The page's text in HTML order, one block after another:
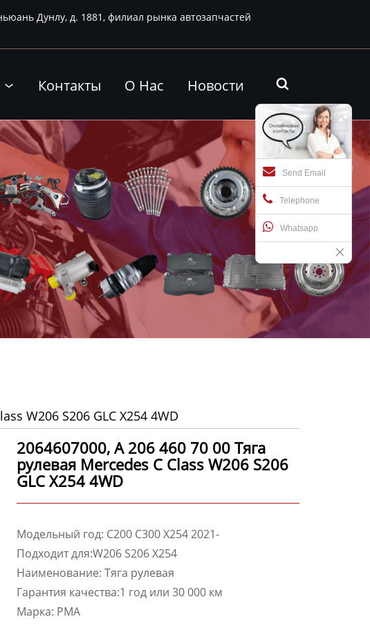
Дунлу, д. 1881, филиал рынка автозапчастей
 Контакты О Нас Новости 
Send Email
Telephone
Whatsapp
W206 S206 GLC X254 4WD
2064607000, A 206 460 70 00 Тяга
рулевая Mercedes C Class W206 S206
GLC X254 4WD
Модельный год: C200 C300 X254 2021-
Подходит для:W206 S206 X254
Наименование:Тяга рулевая
Гарантия качества:1 год или 30 000 км
Марка: PMA